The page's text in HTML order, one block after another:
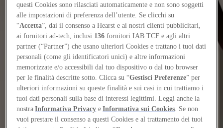
Log in
Home
Tags
#rome
#rome
Reviews
questi Cookies sono rilasciati automaticamente e non sono soggetti
alle impostazioni di preferenza dell’utente. Se clicchi su
“Accetta”, dai il consenso a Hearst e ai nostri clienti pubblicitari,
ai fornitori ad-tech, inclusi 136 fornitori IAB TCF e agli altri
partner (“Partner”) che usano ulteriori Cookies e trattano i tuoi dati
personali (come gli identificatori unici) e altre informazioni
memorizzate e/o accessibili dal tuo dispositivo o dal tuo browser
per le finalità descritte sotto. Clicca su “Gestisci Preferenze” per
ulteriori informazioni su queste finalità e sui casi in cui trattiamo i
tuoi dati personali sulla base di interessi legittimi. Leggi anche la
nostraInformativa Privacy eInformativa sui Cookies . Se non
vuoi prestare il consenso a questi Cookies e al trattamento dei tuoi